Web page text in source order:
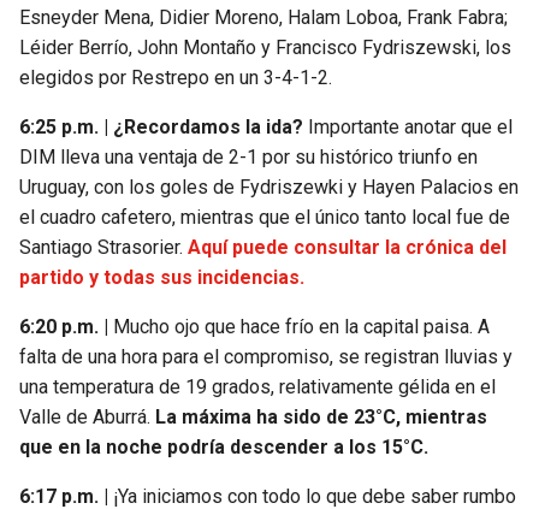
Esneyder Mena, Didier Moreno, Halam Loboa, Frank Fabra;
Léider Berrío, John Montaño y Francisco Fydriszewski, los
elegidos por Restrepo en un 3-4-1-2.
6:25 p.m. | ¿Recordamos la ida? Importante anotar que el
DIM lleva una ventaja de 2-1 por su histórico triunfo en
Uruguay, con los goles de Fydriszewki y Hayen Palacios en
el cuadro cafetero, mientras que el único tanto local fue de
Santiago Strasorier. Aquí puede consultar la crónica del
partido y todas sus incidencias.
6:20 p.m. | Mucho ojo que hace frío en la capital paisa. A
falta de una hora para el compromiso, se registran lluvias y
una temperatura de 19 grados, relativamente gélida en el
Valle de Aburrá. La máxima ha sido de 23°C, mientras
que en la noche podría descender a los 15°C.
6:17 p.m. | ¡Ya iniciamos con todo lo que debe saber rumbo